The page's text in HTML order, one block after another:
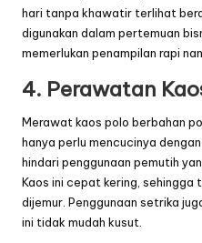
hari tanpa khawatir terlihat
digunakan dalam pertemuan
memerlukan penampilan rapi
4. Perawatan
Merawat kaos polo berbahan
hanya perlu mencucinya
hindari penggunaan pemutih
Kaos ini cepat kering, sehingga
dijemur. Penggunaan setrika
ini tidak mudah kusut.